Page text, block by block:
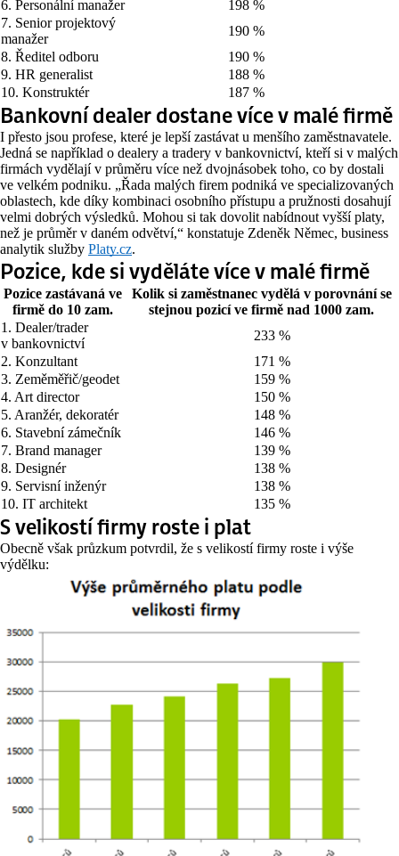
6. Personální manažer
198 %
7. Senior projektový
manažer
190 %
8. Ředitel odboru
190 %
9. HR generalist
188 %
10. Konstruktér
187 %
Bankovní dealer dostane více v malé firmě
I přesto jsou profese, které je lepší zastávat u menšího zaměstnavatele.
Jedná se například o dealery a tradery v bankovnictví, kteří si v malých
firmách vydělají v průměru více než dvojnásobek toho, co by dostali
ve velkém podniku. „Řada malých firem podniká ve specializovaných
oblastech, kde díky kombinaci osobního přístupu a pružnosti dosahují
velmi dobrých výsledků. Mohou si tak dovolit nabídnout vyšší platy,
než je průměr v daném odvětví,“ konstatuje Zdeněk Němec, business
analytik služby Platy.cz.
Pozice, kde si vyděláte více v malé firmě
Pozice zastávaná ve
firmě do 10 zam.
Kolik si zaměstnanec vydělá v porovnání se
stejnou pozicí ve firmě nad 1000 zam.
1. Dealer/trader
v bankovnictví
233 %
2. Konzultant
171 %
3. Zeměměřič/geodet
159 %
4. Art director
150 %
5. Aranžér, dekoratér
148 %
6. Stavební zámečník
146 %
7. Brand manager
139 %
8. Designér
138 %
9. Servisní inženýr
138 %
10. IT architekt
135 %
S velikostí firmy roste i plat
Obecně však průzkum potvrdil, že s velikostí firmy roste i výše
výdělku: